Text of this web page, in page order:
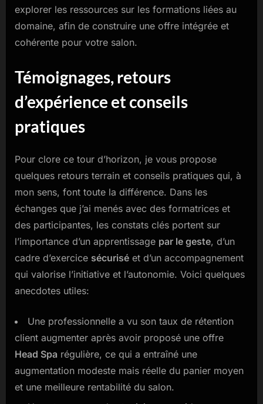
explorer les ressources sur les formations liées au
domaine, afin de construire une offre intégrée et
cohérente pour votre salon.
Témoignages, retours
d’expérience et conseils
pratiques
Pour clore ce tour d’horizon, je vous propose
quelques retours terrain et conseils pratiques qui, à
mon sens, font toute la différence. Dans les
échanges que j’ai menés avec des formatrices et
des participantes, les constats clés portent sur
l’importance d’un apprentissage par le geste, d’un
cadre d’exercice sécurisé et d’un accompagnement
qui valorise l’initiative et l’autonomie. Voici quelques
anecdotes utiles:
Une professionnelle a vu son taux de rétention
client augmenter après avoir proposé une offre
Head Spa régulière, ce qui a entraîné une
augmentation modeste mais réelle du panier moyen
et une meilleure rentabilité du salon.